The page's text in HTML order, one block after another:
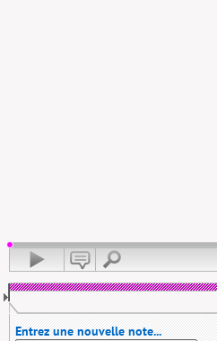
Entrez une nouvelle note...